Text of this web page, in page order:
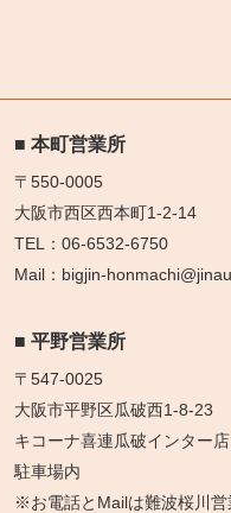
本町営業所
〒550-0005
大阪市西区西本町1-2-14
06-6532-6750
bigjin-
平野営業所
〒547-0025
大阪市平野区瓜破西1-8-23
キコーナ喜連瓜破インター店
駐車場内
※お電話とMailは難波桜川営